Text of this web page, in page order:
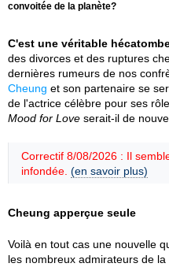
convoitée de la planète?
C'est une véritable
des divorces et des ruptures
dernières rumeurs de nos
Cheung et son partenaire se
de l'actrice célèbre pour ses
Mood for Love serait-il de
Correctif 8/08/2026 : Il
infondée. (en savoir plus)
Cheung apperçue seule
Voilà en tout cas une nouvelle
les nombreux admirateurs de